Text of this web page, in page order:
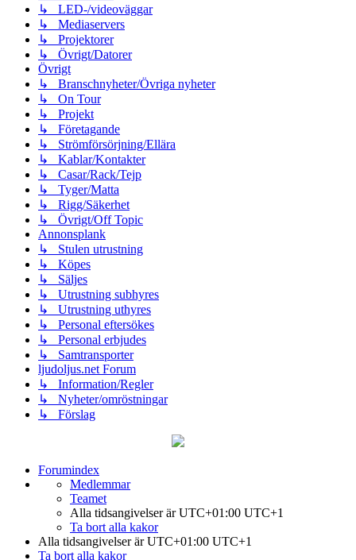
↳ LED-/videoväggar
↳ Mediaservers
↳ Projektorer
↳ Övrigt/Datorer
Övrigt
↳ Branschnyheter/Övriga nyheter
↳ On Tour
↳ Projekt
↳ Företagande
↳ Strömförsörjning/Ellära
↳ Kablar/Kontakter
↳ Casar/Rack/Tejp
↳ Tyger/Matta
↳ Rigg/Säkerhet
↳ Övrigt/Off Topic
Annonsplank
↳ Stulen utrustning
↳ Köpes
↳ Säljes
↳ Utrustning subhyres
↳ Utrustning uthyres
↳ Personal eftersökes
↳ Personal erbjudes
↳ Samtransporter
ljudoljus.net Forum
↳ Information/Regler
↳ Nyheter/omröstningar
↳ Förslag
Forumindex
Medlemmar
Teamet
Alla tidsangivelser är UTC+01:00 UTC+1
Ta bort alla kakor
Alla tidsangivelser är UTC+01:00 UTC+1
Ta bort alla kakor